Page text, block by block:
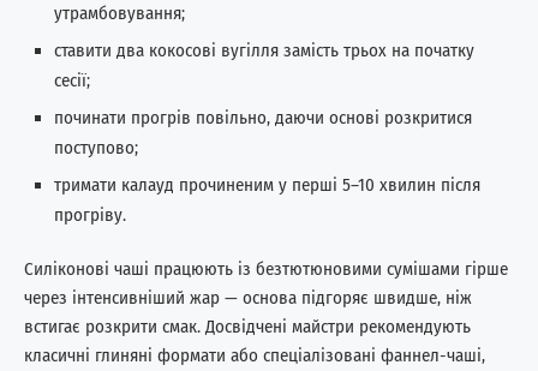
утрамбовування;
ставити два кокосові вугілля замість трьох на початку
сесії;
починати прогрів повільно, даючи основі розкритися
поступово;
тримати калауд прочиненим у перші 5–10 хвилин після
прогріву.
Силіконові чаші працюють із безтютюновими сумішами гірше
через інтенсивніший жар — основа підгоряє швидше, ніж
встигає розкрити смак. Досвідчені майстри рекомендують
класичні глиняні формати або спеціалізовані фаннел-чаші,